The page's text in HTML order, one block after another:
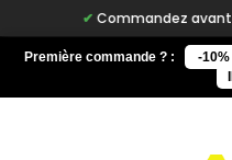
Commandez avant
Première commande ? : -10%